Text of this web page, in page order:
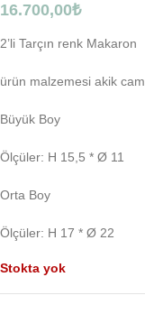
16.700,00₺
2’li Tarçın renk Makaron
ürün malzemesi akik cam
Büyük Boy
Ölçüler: H 15,5 * Ø 11
Orta Boy
Ölçüler: H 17 * Ø 22
Stokta yok